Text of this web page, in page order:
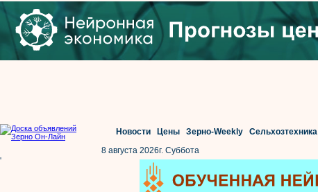
Новости Цены Зерно-Weekly Сельхозтехника
8 августа 2026г. Суббота
'